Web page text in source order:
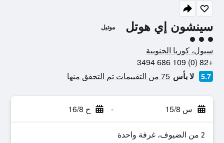
سينشون إي هوتل موتيل
تقييم فئة 3
سيول، كوريا الجنوبية
+82 (0) 109 686 3494
5.7 لا بأس 75 من التقييمات تم التحقق منها
س 15/8 - ح 16/8
2 من الضيوف، غرفة واحدة